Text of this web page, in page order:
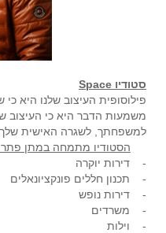
סטודיו Space
פילוסופית העיצוב שלנו היא כי
משמעות הדבר היא כי העיצוב
למשפחתך, לשגרה האישית שלך,
הסטודיו מתמחה במתן
- דירות יוקרה
- תכנון חללים פונקציונאלים
- דירות נופש
- משרדים
- וילות